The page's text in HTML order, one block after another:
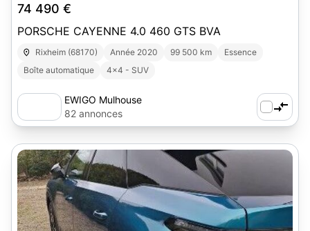
74 490 €
PORSCHE CAYENNE 4.0 460 GTS BVA
Rixheim (68170) Année 2020 99 500 km
Essence
Boîte automatique
4x4 - SUV
EWIGO Mulhouse
82 annonces